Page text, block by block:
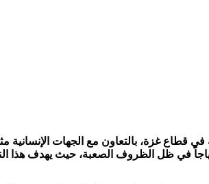
في قطاع غزة، بالتعاون مع الجهات
في ظل الظروف الصعبة، حيث يهدف هذا